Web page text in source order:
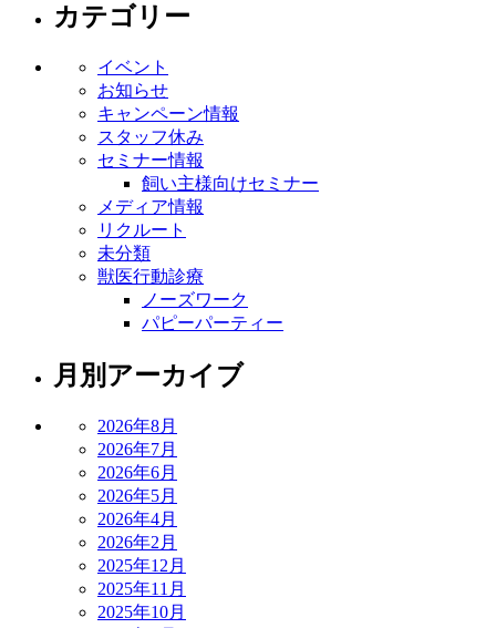
カテゴリー
イベント
お知らせ
キャンペーン情報
スタッフ休み
セミナー情報
飼い主様向けセミナー
メディア情報
リクルート
未分類
獣医行動診療
ノーズワーク
パピーパーティー
月別アーカイブ
2026年8月
2026年7月
2026年6月
2026年5月
2026年4月
2026年2月
2025年12月
2025年11月
2025年10月